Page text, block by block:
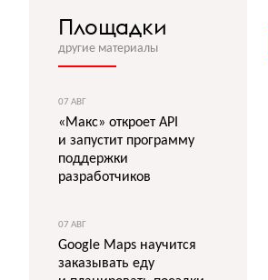
Площадки
другие материалы
07 АВГ
«Макс» откроет API
и запустит программу
поддержки
разработчиков
07 АВГ
Google Maps научится
заказывать еду